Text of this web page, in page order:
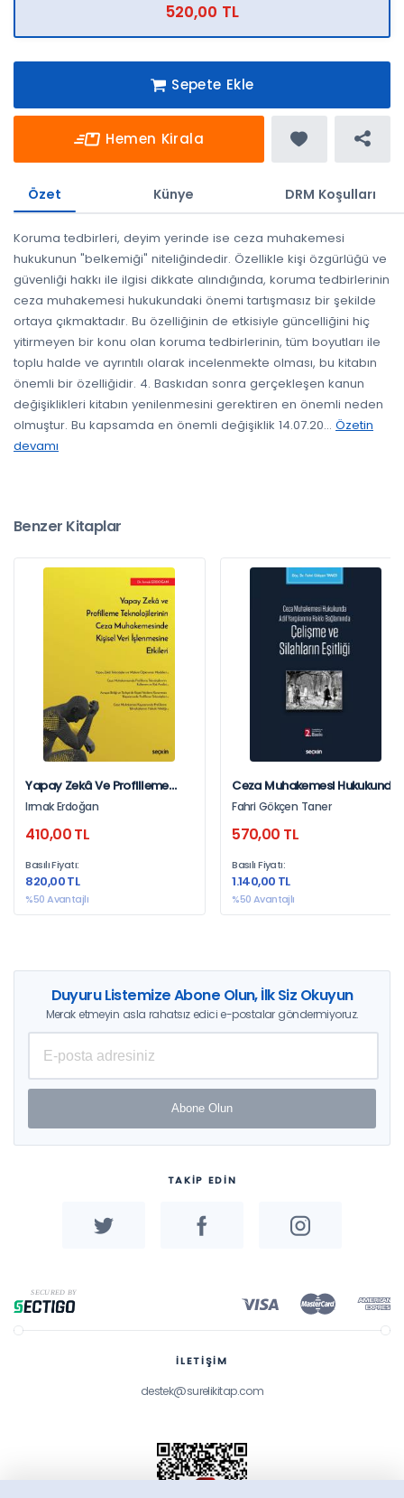
520,00 TL
Sepete Ekle
Hemen Kirala
Özet Künye DRM Koşulları
Koruma tedbirleri, deyim yerinde ise ceza muhakemesi
hukukunun "belkemiği" niteliğindedir. Özellikle kişi özgürlüğü ve
güvenliği hakkı ile ilgisi dikkate alındığında, koruma tedbirlerinin
ceza muhakemesi hukukundaki önemi tartışmasız bir şekilde
ortaya çıkmaktadır. Bu özelliğinin de etkisiyle güncelliğini hiç
yitirmeyen bir konu olan koruma tedbirlerinin, tüm boyutları ile
toplu halde ve ayrıntılı olarak incelenmekte olması, bu kitabın
önemli bir özelliğidir. 4. Baskıdan sonra gerçekleşen kanun
değişiklikleri kitabın yenilenmesini gerektiren en önemli neden
olmuştur. Bu kapsamda en önemli değişiklik 14.07.20... Özetin
devamı
Benzer Kitaplar
Yapay Zekâ Ve Profilleme
Teknolojilerinin Ceza
Muhakemesinde Kişisel Veri
İşlenmesine Etkileri
Irmak Erdoğan
410,00 TL
Basılı Fiyatı:
820,00 TL
%50 Avantajlı
Ceza Muhakemesi Hukukunda
Adil Yargılanma Hakkı
Bağlamında Çelişme Ve
Silahların Eşitliği
Fahri Gökçen Taner
570,00 TL
Basılı Fiyatı:
1.140,00 TL
%50 Avantajlı
Duyuru Listemize Abone Olun, İlk Siz Okuyun
Merak etmeyin asla rahatsız edici e-postalar göndermiyoruz.
Abone Olun
TAKİP EDİN
İLETİŞİM
destek@surelikitap.com